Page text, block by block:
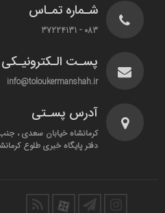
شـماره تمـاس
083 - 37224131
پسـت الـکترونیـکی
info@toloukermanshah.ir
آدرس پسـتی
دفتر پایگاه خبری طلوع